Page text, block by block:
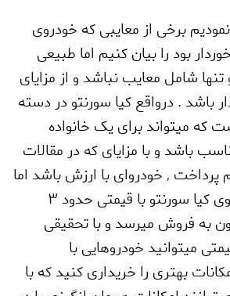
برخی از معایبی که خودروی
بود را بیان کنیم اما طبیعی
شامل معایب نباشد و از مزایای
باشد . درواقع کیا سورنتو در دسته
که میتواند برای یک خانواده
باشد و با مزایای که در مقالات
پرداخت ,خودروای با ارزش باشد اما
در حال حاضر خودروی کیا سورنتو با قیمتی حدود 3
و 400 میلیون به فروش میرسد و با تحقیقی
میتوانید خودروهایی با
بهتری را خریداری کنید که با